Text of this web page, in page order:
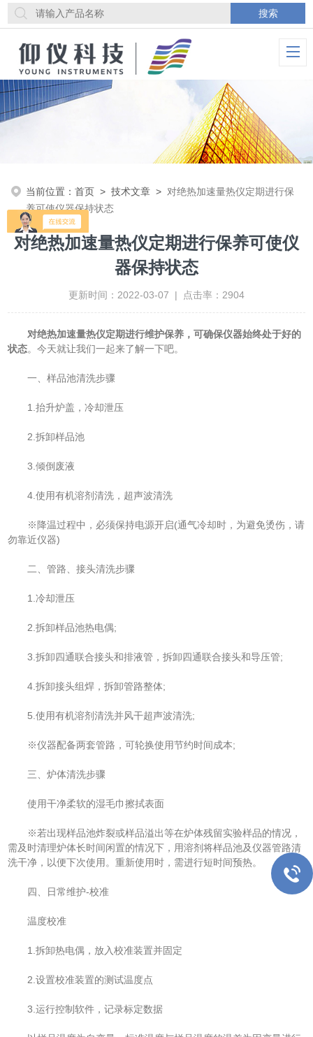
当前位置：首页 >技术文章 > 对绝热加速量热仪定期进行保
养可使仪器保持状态
对绝热加速量热仪定期进行保养可使仪
器保持状态
更新时间：2022-03-07 | 点击率：2904
对绝热加速量热仪定期进行维护保养，可确保仪器始终处于好的
状态。今天就让我们一起来了解一下吧。
一、样品池清洗步骤
1.抬升炉盖，冷却泄压
2.拆卸样品池
3.倾倒废液
4.使用有机溶剂清洗，超声波清洗
※降温过程中，必须保持电源开启(通气冷却时，为避免烫伤，请
勿靠近仪器)
二、管路、接头清洗步骤
1.冷却泄压
2.拆卸样品池热电偶;
3.拆卸四通联合接头和排液管，拆卸四通联合接头和导压管;
4.拆卸接头组焊，拆卸管路整体;
5.使用有机溶剂清洗并风干超声波清洗;
※仪器配备两套管路，可轮换使用节约时间成本;
三、炉体清洗步骤
使用干净柔软的湿毛巾擦拭表面
※若出现样品池炸裂或样品溢出等在炉体残留实验样品的情况，
需及时清理炉体长时间闲置的情况下，用溶剂将样品池及仪器管路清
洗干净，以便下次使用。重新使用时，需进行短时间预热。
四、日常维护-校准
温度校准
1.拆卸热电偶，放入校准装置并固定
2.设置校准装置的测试温度点
3.运行控制软件，记录标定数据